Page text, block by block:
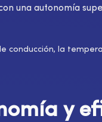
una autonomía
conducción, la
y